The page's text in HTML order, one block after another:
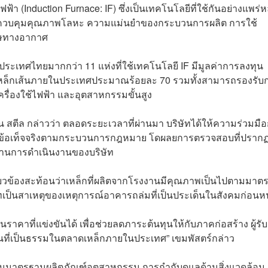
า (Induction Furnace: IF) ซึ่งเป็นเทคโนโลยีที่ใช้กันอย่างแพร่
บคุมคุณภาพโลหะ ความแม่นยำของกระบวนการผลิต การใช้
างอากาศ
ะเทศไทยมากกว่า 11 แห่งที่ใช้เทคโนโลยี IF มีมูลค่าการลงทุน
กเส้นภายในประเทศประมาณร้อยละ 70 รวมทั้งสามารถรองรับ
รื่องใช้ไฟฟ้า และอุตสาหกรรมขั้นสูง
ตีล กล่าวว่า ตลอดระยะเวลาที่ผ่านมา บริษัทได้ให้ความร่วมมื
เท็จจริงตามกระบวนการกฎหมาย โดผลยการตรวจสอบที่ปราก
การดำเนินงานของบริษัท
ข้องสะท้อนว่าเหล็กที่ผลิตจากโรงงานมีคุณภาพเป็นไปตามมาต
นสาเหตุของเหตุการณ์อาคารถล่มที่เป็นประเด็นในสังคมก่อน
ราคาที่แข่งขันได้ เพื่อช่วยลดภาระต้นทุนให้กับภาคก่อสร้าง ผู้รับ
ป็นธรรมในตลาดเหล็กภายในประเทศ” เขมพัสตร์กล่าว